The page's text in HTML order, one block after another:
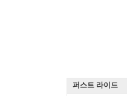
퍼스트 라이드